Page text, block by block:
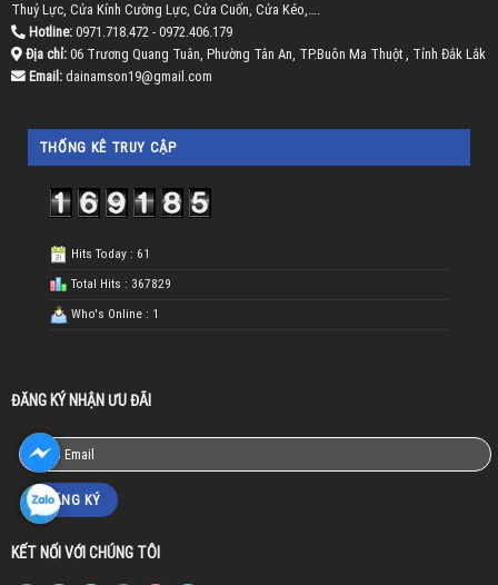
Thuỷ Lực, Cửa Kính Cường Lực, Cửa Cuốn, Cửa Kéo,….
Hotline:0971.718.472 - 0972.406.179
Địa chỉ:06 Trương Quang Tuân, Phường Tân An, TP.Buôn Ma Thuột , Tỉnh Đắk Lắk
Email:dainamson19@gmail.com
THỐNG KÊ TRUY CẬP
Hits Today : 61
Total Hits : 367829
Who's Online : 1
ĐĂNG KÝ NHẬN ƯU ĐÃI
KẾT NỐI VỚI CHÚNG TÔI